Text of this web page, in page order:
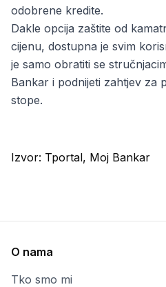
odobrene kredite.
Dakle opcija zaštite od
cijenu, dostupna je svim
je samo obratiti se
Bankar i podnijeti zahtjev za
stope.
Izvor: Tportal, Moj Bankar
O nama
Tko smo mi